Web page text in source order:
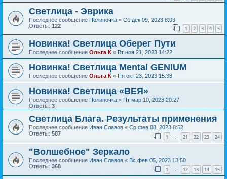
Светлица - Эврика
Последнее сообщение Полиночка « Сб дек 09, 2023 8:03
Ответы: 122 1 2 3 4 5
Новинка! Светлица Оберег Пути
Последнее сообщение Ольга К « Вт ноя 21, 2023 14:22
Новинка! Светлица Mental GENIUM
Последнее сообщение Ольга К « Пн окт 23, 2023 15:33
Новинка! Светлица «ВЕЯ»
Последнее сообщение Полиночка « Пт мар 10, 2023 20:27
Ответы: 3
Светлица Блага. Результаты применения
Последнее сообщение Иван Славов « Ср фев 08, 2023 8:52
Ответы: 587 1 21 22 23 24
"Волшебное" Зеркало
Последнее сообщение Иван Славов « Вс фев 05, 2023 13:50
Ответы: 368 1 … 12 13 14 15